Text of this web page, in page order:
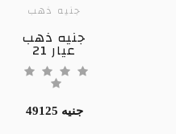
جنيه ذهب
جنيه ذهب
عيار 21
49125 جنيه